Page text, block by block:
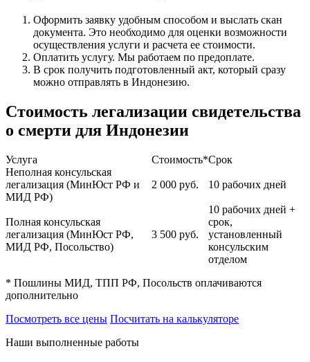
Оформить заявку удобным способом и выслать скан
документа. Это необходимо для оценки возможности
осуществления услуги и расчета ее стоимости.
Оплатить услугу. Мы работаем по предоплате.
В срок получить подготовленный акт, который сразу
можно отправлять в Индонезию.
Стоимость легализации свидетельства
о смерти для Индонезии
Услуга Стоимость*Срок
Неполная консульская
легализация (МинЮст РФ и
МИД РФ)
2 000 руб. 10 рабочих дней
Полная консульская
легализация (МинЮст РФ,
МИД РФ, Посольство)
3 500 руб.
10 рабочих дней +
срок,
установленный
консульским
отделом
* Пошлины МИД, ТПП РФ, Посольств оплачиваются
дополнительно
Посмотреть все цены Посчитать на калькуляторе
Наши выполненные работы